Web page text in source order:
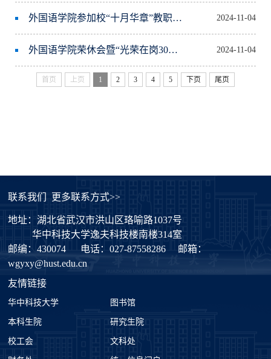
外国语学院参加校“十月华章”教职工歌咏汇演展演 2024-11-04
外国语学院荣休会暨“光荣在岗30年”颁奖仪式 2024-11-04
首页 上页 1 2 3 4 5 下页 尾页
联系我们 更多联系方式>>
地址：湖北省武汉市洪山区珞喻路1037号
华中科技大学逸夫科技楼南楼314室
邮编：430074
电话：027-87558286
邮箱：
wgyxy@hust.edu.cn
友情链接
华中科技大学 图书馆
本科生院 研究生院
校工会 文科处